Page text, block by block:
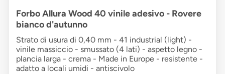
Forbo Allura Wood 40 vinile adesivo - Rovere
bianco d'autunno
Strato di usura di 0,40 mm - 41 industrial (light) -
vinile massiccio - smussato (4 lati) - aspetto legno -
plancia larga - crema - Made in Europe - resistente -
adatto a locali umidi - antiscivolo